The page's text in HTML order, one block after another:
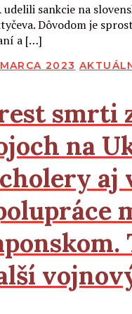
udelili sankcie na
Dôvodom je
a […]
2023
smrti
na
aj